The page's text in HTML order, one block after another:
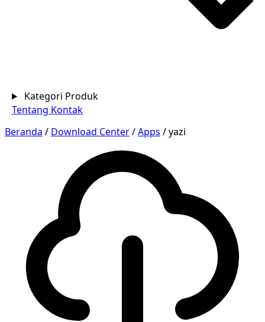
Kategori Produk
Tentang Kontak
Beranda / Download Center/Apps /yazi